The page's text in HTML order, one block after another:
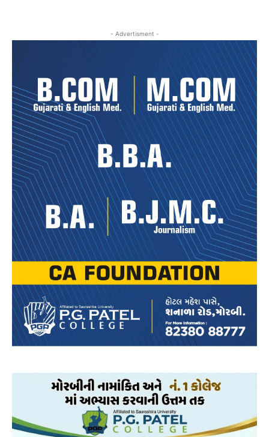
- Advertisment -